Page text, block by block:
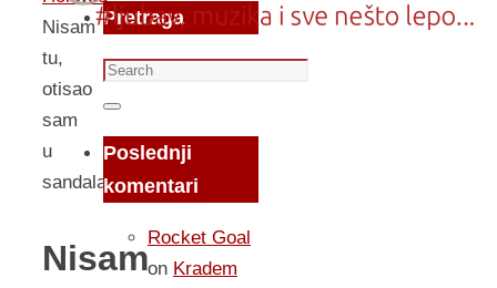
Nisam
tu,
otisao
sam
u
sandalama
Nisam
Pretraga
Search
for:
Search
Poslednji
komentari
Rocket Goal
on Kradem